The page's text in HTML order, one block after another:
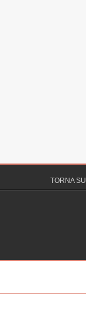
TORNA SU